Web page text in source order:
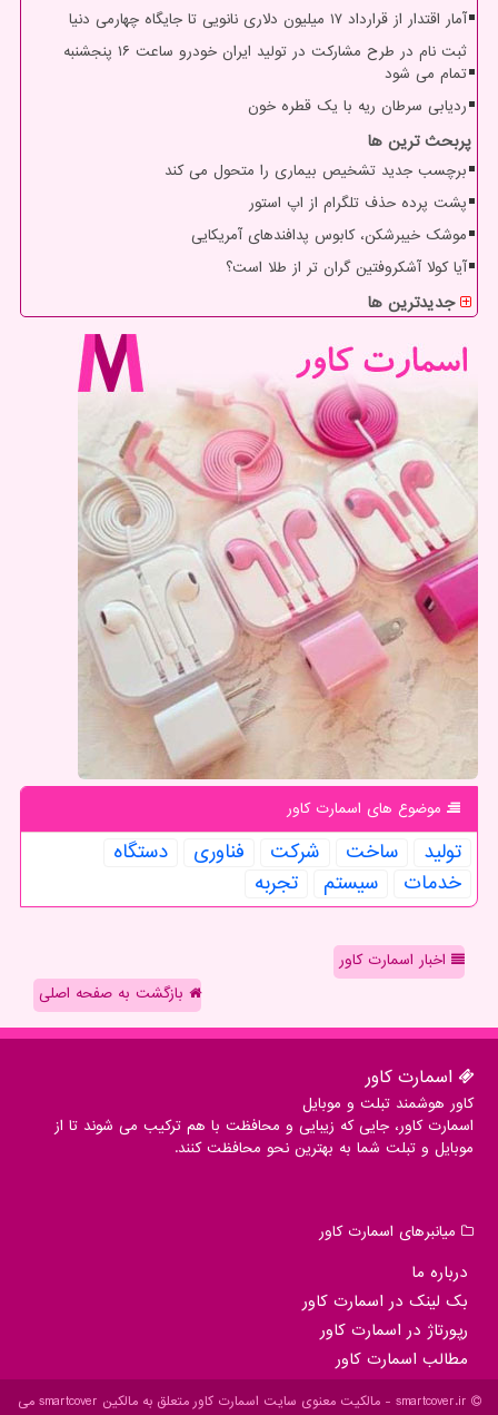
آمار اقتدار از قرارداد ۱۷ میلیون دلاری نانویی تا جایگاه چهارمی دنیا
ثبت نام در طرح مشارکت در تولید ایران خودرو ساعت ۱۶ پنجشنبه
تمام می شود
ردیابی سرطان ریه با یک قطره خون
پربحث ترین ها
برچسب جدید تشخیص بیماری را متحول می کند
پشت پرده حذف تلگرام از اپ استور
موشک خیبرشکن، کابوس پدافندهای آمریکایی
آیا کولا آشکروفتین گران تر از طلا است؟
جدیدترین ها
موضوع های اسمارت كاور
تولید ساخت شركت فناوری
دستگاه
خدمات
سیستم تجربه
اخبار اسمارت کاور
بازگشت به صفحه اصلی
اسمارت كاور
کاور هوشمند تبلت و موبایل
اسمارت کاور، جایی که زیبایی و محافظت با هم ترکیب می شوند تا از
موبایل و تبلت شما به بهترین نحو محافظت کنند.
میانبرهای اسمارت كاور
درباره ما
بک لینک در اسمارت كاور
رپورتاژ در اسمارت كاور
مطالب اسمارت كاور
smartcover.ir - مالکیت معنوی سایت اسمارت كاور متعلق به مالکین smartcover می